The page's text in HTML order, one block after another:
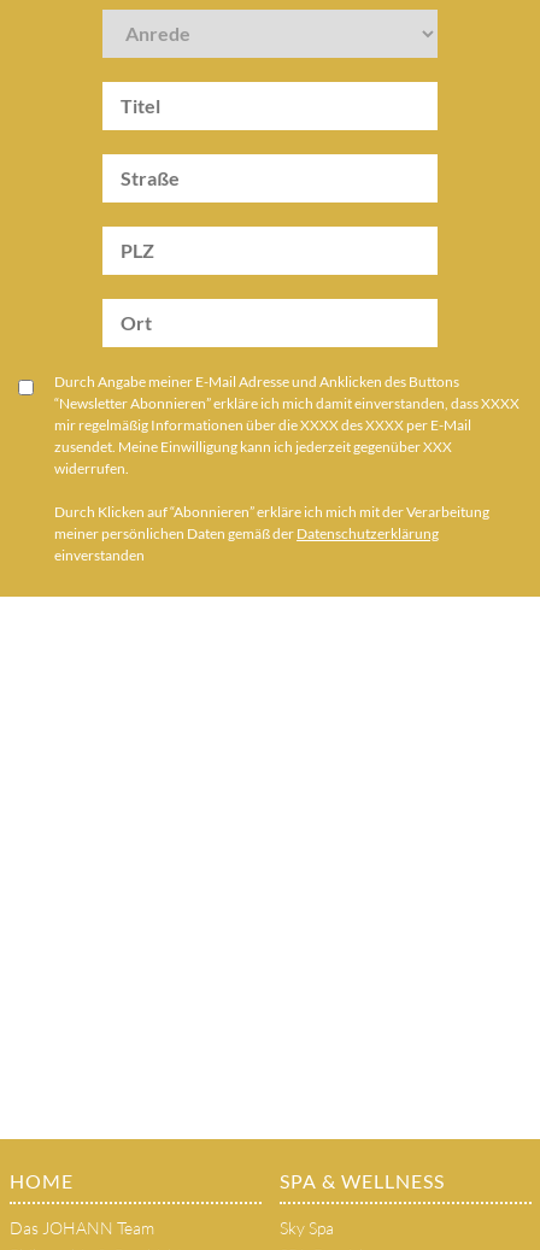
Durch Angabe meiner E-Mail Adresse und Anklicken des Buttons
“Newsletter Abonnieren” erkläre ich mich damit einverstanden, dass XXXX
mir regelmäßig Informationen über die XXXX des XXXX per E-Mail
zusendet. Meine Einwilligung kann ich jederzeit gegenüber XXX
widerrufen.
Durch Klicken auf “Abonnieren” erkläre ich mich mit der Verarbeitung
meiner persönlichen Daten gemäß der Datenschutzerklärung
einverstanden
HOME
Das JOHANN Team
SPA & WELLNESS
Sky Spa